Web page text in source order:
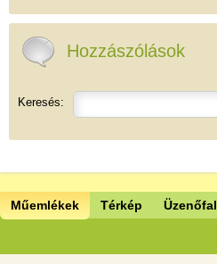
Hozzászólások
Keresés:
Műemlékek Térkép Üzenőfal